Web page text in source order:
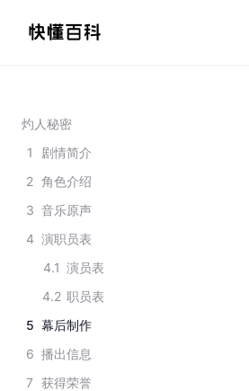
灼人秘密
1
剧情简介
2 角色介绍
3 音乐原声
4 演职员表
4.1 演员表
4.2 职员表
5 幕后制作
6 播出信息
7 获得荣誉